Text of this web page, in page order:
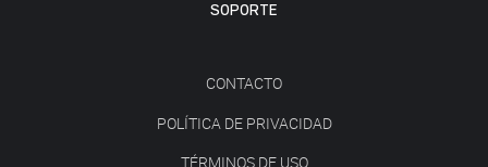
SOPORTE
CONTACTO
POLÍTICA DE PRIVACIDAD
TÉRMINOS DE USO